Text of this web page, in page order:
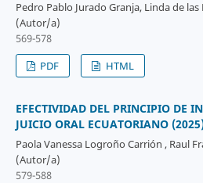
Pedro Pablo Jurado Granja, Linda de
(Autor/a)
569-578
PDF
HTML
EFECTIVIDAD DEL PRINCIPIO DE
JUICIO ORAL ECUATORIANO
Paola Vanessa Logroño Carrión , Raul
(Autor/a)
579-588